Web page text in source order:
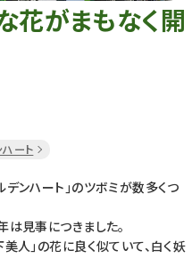
環境教育
花がまもなく開
ート
ンハート｣のツボミが数多くつ
見事につきました。
人｣の花に良く似ていて、白く妖